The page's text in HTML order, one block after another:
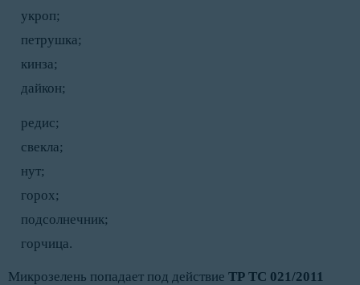
укроп;
петрушка;
кинза;
дайкон;
редис;
свекла;
нут;
горох;
подсолнечник;
горчица.
Микрозелень попадает под действие ТР ТС 021/2011